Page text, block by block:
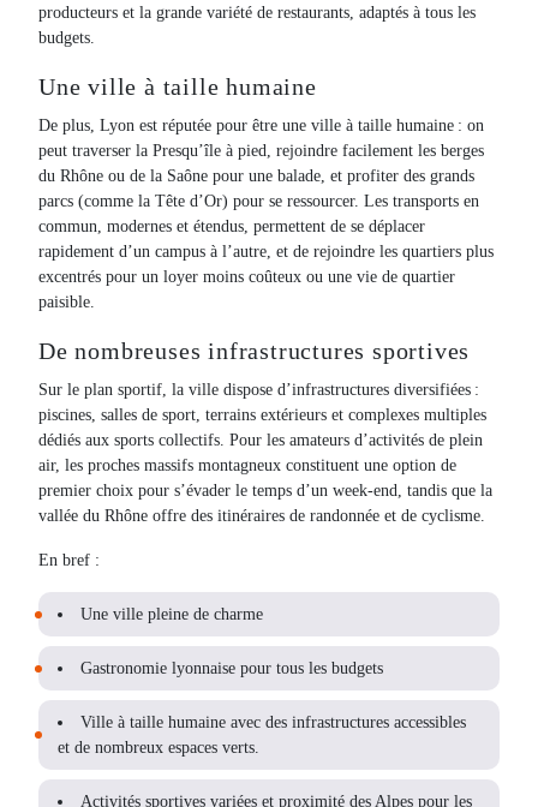
producteurs et la grande variété de restaurants, adaptés à tous les
budgets.
Une ville à taille humaine
De plus, Lyon est réputée pour être une ville à taille humaine : on
peut traverser la Presqu’île à pied, rejoindre facilement les berges
du Rhône ou de la Saône pour une balade, et profiter des grands
parcs (comme la Tête d’Or) pour se ressourcer. Les transports en
commun, modernes et étendus, permettent de se déplacer
rapidement d’un campus à l’autre, et de rejoindre les quartiers plus
excentrés pour un loyer moins coûteux ou une vie de quartier
paisible.
De nombreuses infrastructures sportives
Sur le plan sportif, la ville dispose d’infrastructures diversifiées :
piscines, salles de sport, terrains extérieurs et complexes multiples
dédiés aux sports collectifs. Pour les amateurs d’activités de plein
air, les proches massifs montagneux constituent une option de
premier choix pour s’évader le temps d’un week-end, tandis que la
vallée du Rhône offre des itinéraires de randonnée et de cyclisme.
En bref :
Une ville pleine de charme
Gastronomie lyonnaise pour tous les budgets
Ville à taille humaine avec des infrastructures accessibles
et de nombreux espaces verts.
Activités sportives variées et proximité des Alpes pour les